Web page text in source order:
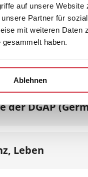
auf unsere
Partner für
mit weiteren Daten
haben.
Ablehnen
der DGAP
Leben